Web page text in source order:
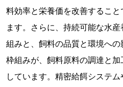
料効率と栄養価を改善するこ
ます。さらに、持続可能な水
組みと、飼料の品質と環境へ
枠組みが、飼料原料の調達と
しています。精密給餌システ